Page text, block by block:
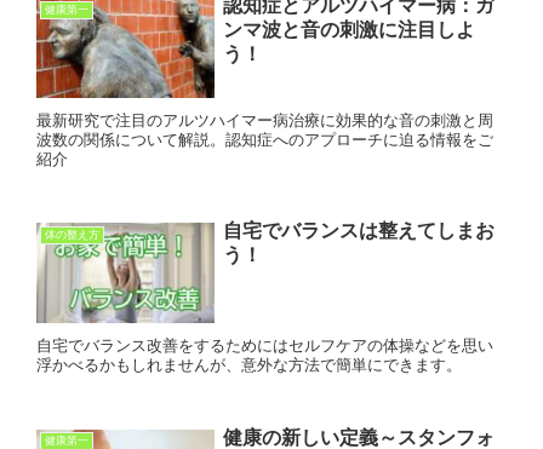
健康第一
認知症とアルツハイマー病：ガ
ンマ波と音の刺激に注目しよ
う！
最新研究で注目のアルツハイマー病治療に効果的な音の刺激と周
波数の関係について解説。認知症へのアプローチに迫る情報をご
紹介
体の整え方
自宅でバランスは整えてしまお
う！
自宅でバランス改善をするためにはセルフケアの体操などを思い
浮かべるかもしれませんが、意外な方法で簡単にできます。
健康第一
健康の新しい定義～スタンフォ